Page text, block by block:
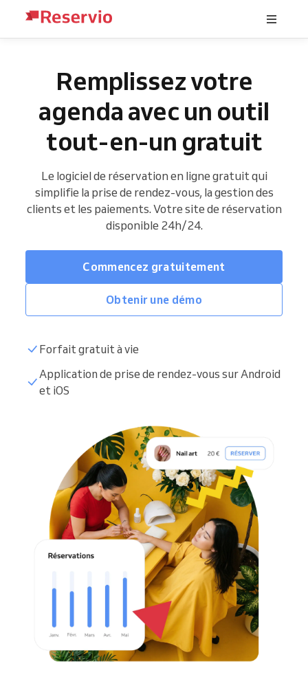
Remplissez votre
agenda avec un outil
tout-en-un gratuit
Le logiciel de réservation en ligne gratuit qui
simplifie la prise de rendez-vous, la gestion des
clients et les paiements. Votre site de réservation
disponible 24h/24.
Commencez gratuitement
Obtenir une démo
Forfait gratuit à vie
Application de prise de rendez-vous sur Android
et iOS